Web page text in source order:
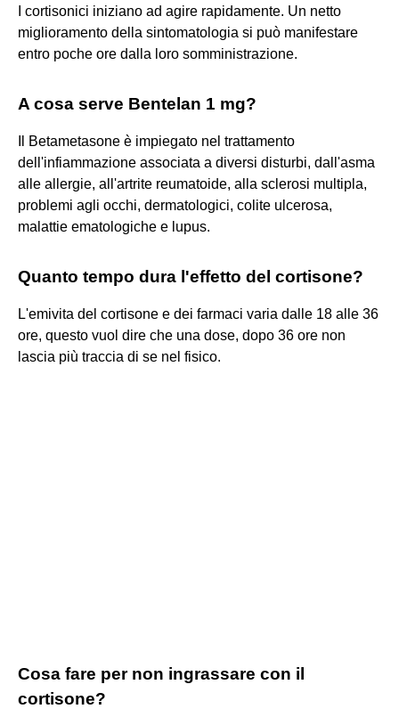
I cortisonici iniziano ad agire rapidamente. Un netto
miglioramento della sintomatologia si può manifestare
entro poche ore dalla loro somministrazione.
A cosa serve Bentelan 1 mg?
Il Betametasone è impiegato nel trattamento
dell'infiammazione associata a diversi disturbi, dall'asma
alle allergie, all'artrite reumatoide, alla sclerosi multipla,
problemi agli occhi, dermatologici, colite ulcerosa,
malattie ematologiche e lupus.
Quanto tempo dura l'effetto del cortisone?
L'emivita del cortisone e dei farmaci varia dalle 18 alle 36
ore, questo vuol dire che una dose, dopo 36 ore non
lascia più traccia di se nel fisico.
Cosa fare per non ingrassare con il
cortisone?